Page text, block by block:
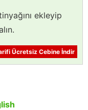
ekleyip
Ücretsiz Cebine İndir